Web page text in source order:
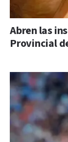
Abren las
Provincial